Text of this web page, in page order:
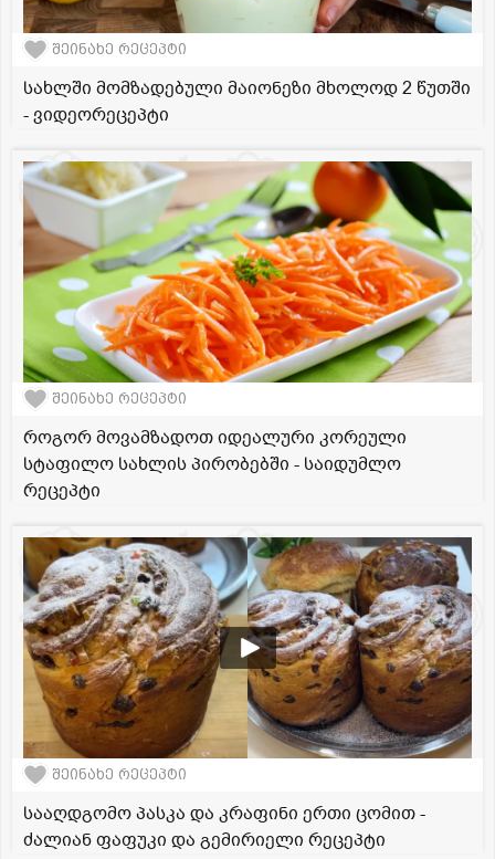
შეინახე რეცეპტი
სახლში მომზადებული მაიონეზი მხოლოდ 2 წუთში
- ვიდეორეცეპტი
შეინახე რეცეპტი
როგორ მოვამზადოთ იდეალური კორეული
სტაფილო სახლის პირობებში - საიდუმლო
რეცეპტი
შეინახე რეცეპტი
სააღდგომო პასკა და კრაფინი ერთი ცომით -
ძალიან ფაფუკი და გემირიელი რეცეპტი